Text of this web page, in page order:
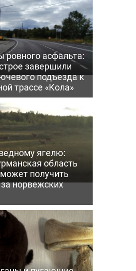
ровного асфальта:
завершили
подъезда к
трассе «Кола»
ягелю:
область
получить
норвежских